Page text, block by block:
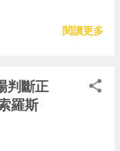
閱讀更多
判斷正
羅斯